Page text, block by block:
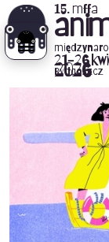
15. mffa
2026
21-26
Bydgoszcz